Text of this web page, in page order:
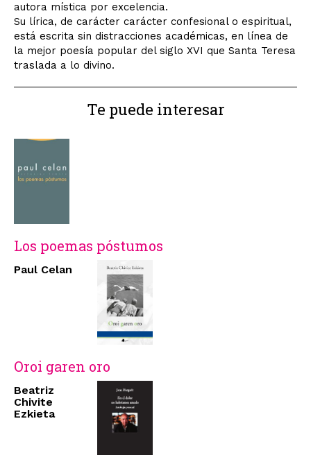
autora mística por excelencia.
Su lírica, de carácter carácter confesional o espiritual,
está escrita sin distracciones académicas, en línea de
la mejor poesía popular del siglo XVI que Santa Teresa
traslada a lo divino.
Te puede interesar
Los poemas póstumos
Paul Celan
Oroi garen oro
Beatriz
Chivite
Ezkieta